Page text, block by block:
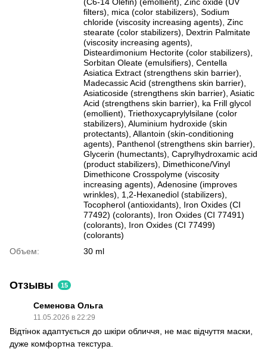
filters), mica (color stabilizers), Sodium
chloride (viscosity increasing agents), Zinc
stearate (color stabilizers), Dextrin Palmitate
(viscosity increasing agents),
Disteardimonium Hectorite (color stabilizers),
Sorbitan Oleate (emulsifiers), Centella
Asiatica Extract (strengthens skin barrier),
Madecassic Acid (strengthens skin barrier),
Asiaticoside (strengthens skin barrier), Asiatic
Acid (strengthens skin barrier), ka Frill glycol
(emollient), Triethoxycaprylylsilane (color
stabilizers), Aluminium hydroxide (skin
protectants), Allantoin (skin-conditioning
agents), Panthenol (strengthens skin barrier),
Glycerin (humectants), Caprylhydroxamic acid
(product stabilizers), Dimethicone/Vinyl
Dimethicone Crosspolyme (viscosity
increasing agents), Adenosine (improves
wrinkles), 1,2-Hexanediol (stabilizers),
Tocopherol (antioxidants), Iron Oxides (CI
77492) (colorants), Iron Oxides (CI 77491)
(colorants), Iron Oxides (CI 77499)
(colorants)
Объем:
30 ml
Отзывы 15
Семенова Ольга
11.05.2026 в 22:29
Відтінок адаптується до шкіри обличчя, не має відчуття маски,
дуже комфортна текстура.